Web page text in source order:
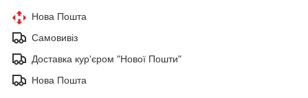
Нова Пошта
Самовивіз
Доставка кур'єром "Нової Пошти"
Нова Пошта